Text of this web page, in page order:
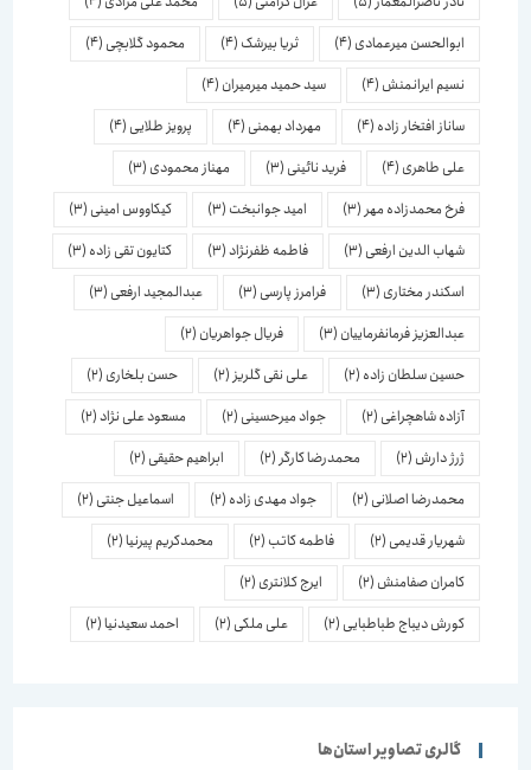
ابوالحسن میرعمادی(4) ثریا بیرشک(4) محمود گلابچی(4)
نسیم ایرانمنش(4) سید حمید میرمیران(4)
ساناز افتخار زاده(4) مهرداد بهمنی(4) پرویز طلایی(4)
علی طاهری(4) فرید نائینی(3) مهناز محمودی(3)
فرخ محمدزاده مهر (3) امید جوانبخت(3) کیکاووس امینی(3)
شهاب الدین ارفعی(3) فاطمه ظفرنژاد(3) کتایون تقی زاده(3)
اسكندر مختاری(3) فرامرز پارسی(3) عبدالمجید ارفعی(3)
عبدالعزیز فرمانفرماییان(3) فریال جواهریان(2)
حسین سلطان زاده(2) علی نقی گلریز(2) حسن بلخاری(2)
آزاده شاهچراغی(2) جواد میرحسینی(2) مسعود علی نژاد (2)
ژرژ دارش(2) محمدرضا کارگر(2) ابراهیم حقیقی(2)
محمدرضا اصلانی(2) جواد مهدی زاده(2) اسماعیل جنتی(2)
شهریار قدیمی(2) فاطمه کاتب(2) محمدکریم پیرنیا(2)
کامران صفامنش(2) ایرج کلانتری(2)
کورش دیباج طباطبایی(2) علی ملکی(2) احمد سعیدنیا(2)
گالری تصاویر استان‌ها